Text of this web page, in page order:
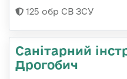
125 обр СВ ЗСУ
Санітарний
Дрогобич